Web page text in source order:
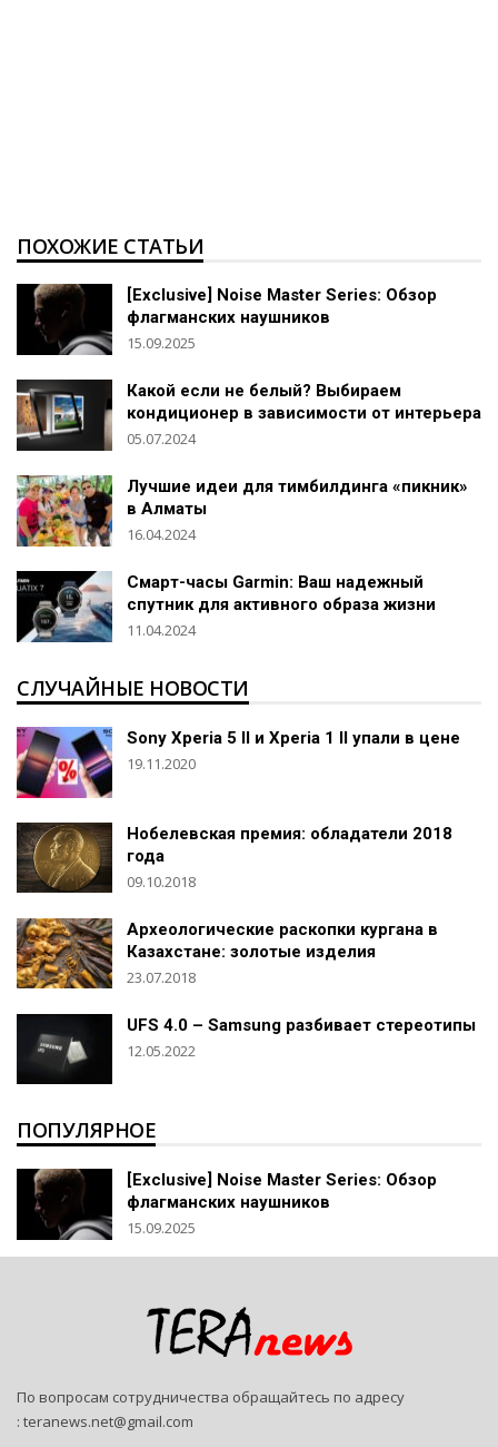
ПОХОЖИЕ СТАТЬИ
[Exclusive] Noise Master Series: Обзор
флагманских наушников
15.09.2025
Какой если не белый? Выбираем
кондиционер в зависимости от интерьера
05.07.2024
Лучшие идеи для тимбилдинга «пикник»
в Алматы
16.04.2024
Смарт-часы Garmin: Ваш надежный
спутник для активного образа жизни
11.04.2024
СЛУЧАЙНЫЕ НОВОСТИ
Sony Xperia 5 II и Xperia 1 II упали в цене
19.11.2020
Нобелевская премия: обладатели 2018
года
09.10.2018
Археологические раскопки кургана в
Казахстане: золотые изделия
23.07.2018
UFS 4.0 – Samsung разбивает стереотипы
12.05.2022
ПОПУЛЯРНОЕ
[Exclusive] Noise Master Series: Обзор
флагманских наушников
15.09.2025
По вопросам сотрудничества обращайтесь по адресу
: teranews.net@gmail.com